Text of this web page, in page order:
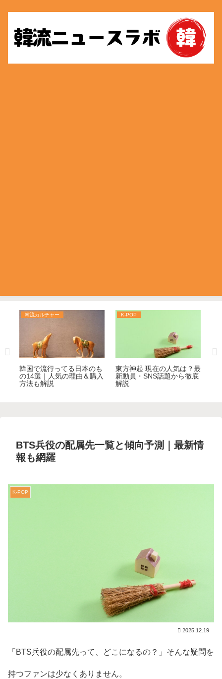
韓流カルチャー
韓国で流行ってる日本のも
の14選｜人気の理由＆購入
方法も解説
K-POP
東方神起 現在の人気は？最
新動員・SNS話題から徹底
解説
BTS兵役の配属先一覧と傾向予測｜最新情
報も網羅
K-POP
2025.12.19
「BTS兵役の配属先って、どこになるの？」そんな疑問を
持つファンは少なくありません。